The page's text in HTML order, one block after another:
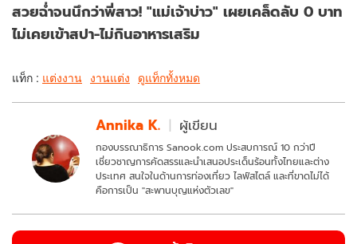
สวยฉ่ำจนนึกว่าพี่สาว! "แม่เจ้าบ่าว" เผยเคล็ดลับ 0 บาท
ไม่เคยเข้าสปา-ไม่กินอาหารเสริม
แท็ก : แต่งงาน งานแต่ง ดูแท็กทั้งหมด
Annika K. ผู้เขียน
กองบรรณาธิการ Sanook.com ประสบการณ์ 10 กว่าปี
เชี่ยวชาญการคัดสรรและนำเสนอประเด็นร้อนทั้งไทยและต่าง
ประเทศ สนใจในด้านการท่องเที่ยว ไลฟ์สไตล์ และที่ขาดไม่ได้
คือการเป็น "สะพานบุญแห่งตัวเลข"